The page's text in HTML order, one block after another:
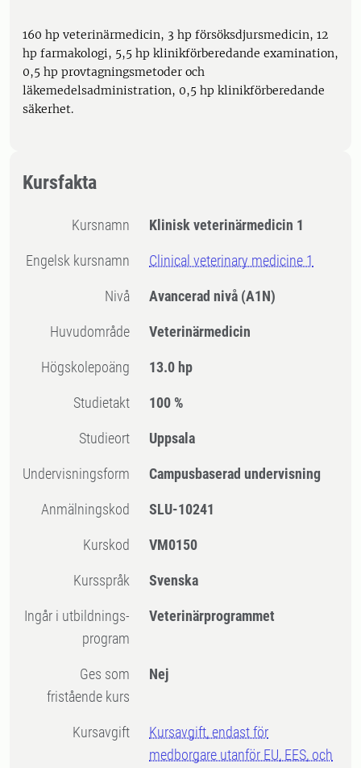
160 hp veterinärmedicin, 3 hp försöksdjursmedicin, 12
hp farmakologi, 5,5 hp klinikförberedande examination,
0,5 hp provtagningsmetoder och
läkemedelsadministration, 0,5 hp klinikförberedande
säkerhet.
Kursfakta
Kursnamn Klinisk veterinärmedicin 1
Engelsk kursnamn Clinical veterinary medicine 1
Nivå Avancerad nivå (A1N)
Huvudområde Veterinärmedicin
högskolepoäng 13.0 hp
Studietakt 100 %
Studieort Uppsala
Undervisningsform Campusbaserad undervisning
Anmälningskod SLU-10241
Kurskod VM0150
Kursspråk Svenska
Ingår i utbildnings-
program
Veterinärprogrammet
Ges som
fristående kurs
Nej
Kursavgift
Kursavgift, endast för
medborgare utanför EU, EES, och